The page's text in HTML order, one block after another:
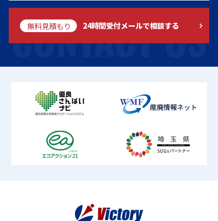
CONTACT US
無料見積もり 24時間受付メールで相談する